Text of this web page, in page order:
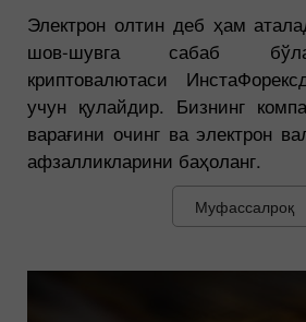
Электрон олтин деб ҳам
шов-шувга сабаб
криптовалютаси
учун қулайдир. Бизнинг
варағини очинг ва электрон
афзалликларини баҳоланг.
Муфассалроқ